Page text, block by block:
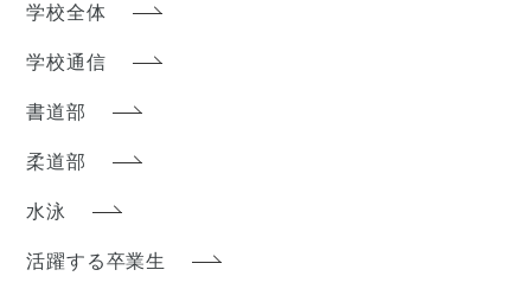
学校全体
学校通信
書道部
柔道部
水泳
活躍する卒業生